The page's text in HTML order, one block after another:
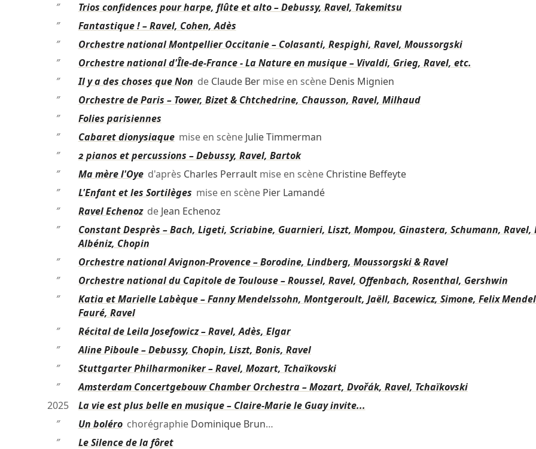
″
Trios confidences pour harpe, flûte et alto – Debussy, Ravel, Takemitsu
″
Fantastique ! – Ravel, Cohen, Adès
″
Orchestre national Montpellier Occitanie – Colasanti, Respighi, Ravel, Moussorgski
″
Orchestre national d'Île-de-France - La Nature en musique – Vivaldi, Grieg, Ravel, etc.
″
Il y a des choses que Non de Claude Bermise en scène Denis Mignien
″
Orchestre de Paris – Tower, Bizet & Chtchedrine, Chausson, Ravel, Milhaud
″
Folies parisiennes
″
Cabaret dionysiaquemise en scène Julie Timmerman
″
2 pianos et percussions – Debussy, Ravel, Bartok
″
Ma mère l'Oyed'après Charles Perraultmise en scène Christine Beffeyte
″
L'Enfant et les Sortilèges mise en scène Pier Lamandé
″
Ravel Echenozde Jean Echenoz
″
Constant Desprès – Bach, Ligeti, Scriabine, Guarnieri, Liszt, Mompou, Ginastera, Schumann, Ravel,
Albéniz, Chopin
″
Orchestre national Avignon-Provence – Borodine, Lindberg, Moussorgski & Ravel
″
Orchestre national du Capitole de Toulouse – Roussel, Ravel, Offenbach, Rosenthal, Gershwin
″
Katia et Marielle Labèque – Fanny Mendelssohn, Montgeroult, Jaëll, Bacewicz, Simone, Felix
Fauré, Ravel
″
Récital de Leila Josefowicz – Ravel, Adès, Elgar
″
Aline Piboule – Debussy, Chopin, Liszt, Bonis, Ravel
″
Stuttgarter Philharmoniker – Ravel, Mozart, Tchaïkovski
″
Amsterdam Concertgebouw Chamber Orchestra – Mozart, Dvořák, Ravel, Tchaïkovski
2025
La vie est plus belle en musique – Claire-Marie le Guay invite...
″
Un bolérochorégraphie Dominique Brun…
″
Le Silence de la fôret